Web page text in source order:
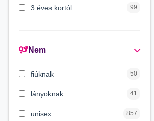
3 éves kortól 99
4 éves kortól 6
Nem
fiúknak 50
lányoknak 41
unisex 857